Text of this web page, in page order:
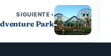
SIGUIENTE ›
Park